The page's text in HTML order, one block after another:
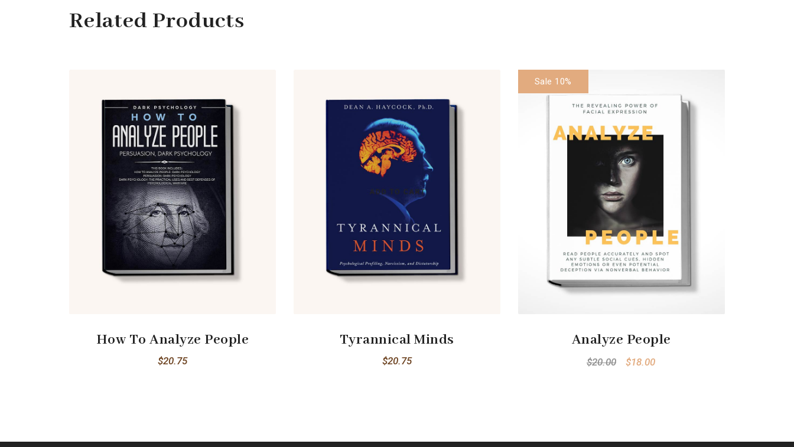
Related Products
How To Analyze People
$20.75
Tyrannical Minds
$20.75
Sale 10%
Analyze People
$20.00 $18.00